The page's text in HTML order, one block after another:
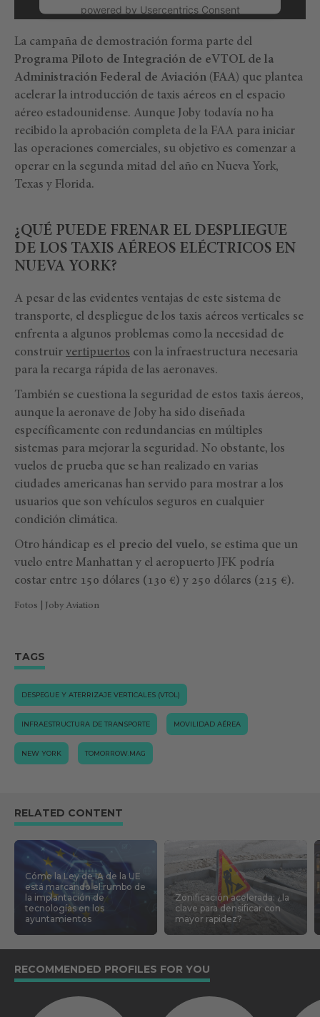
powered by Usercentrics Consent
La campaña de demostración forma parte del
Programa Piloto de Integración de eVTOL de la
Administración Federal de Aviación (FAA) que plantea
acelerar la introducción de taxis aéreos en el espacio
aéreo estadounidense. Aunque Joby todavía no ha
recibido la aprobación completa de la FAA para iniciar
las operaciones comerciales, su objetivo es comenzar a
operar en la segunda mitad del año en Nueva York,
Texas y Florida.
¿QUÉ PUEDE FRENAR EL DESPLIEGUE
DE LOS TAXIS AÉREOS ELÉCTRICOS EN
NUEVA YORK?
A pesar de las evidentes ventajas de este sistema de
transporte, el despliegue de los taxis aéreos verticales se
enfrenta a algunos problemas como la necesidad de
construir vertipuertos con la infraestructura necesaria
para la recarga rápida de las aeronaves.
También se cuestiona la seguridad de estos taxis áereos,
aunque la aeronave de Joby ha sido diseñada
específicamente con redundancias en múltiples
sistemas para mejorar la seguridad. No obstante, los
vuelos de prueba que se han realizado en varias
ciudades americanas han servido para mostrar a los
usuarios que son vehículos seguros en cualquier
condición climática.
Otro hándicap es el precio del vuelo, se estima que un
vuelo entre Manhattan y el aeropuerto JFK podría
costar entre 150 dólares (130 €) y 250 dólares (215 €).
Fotos | Joby Aviation
TAGS
DESPEGUE Y ATERRIZAJE VERTICALES (VTOL)
INFRAESTRUCTURA DE TRANSPORTE MOVILIDAD AÉREA
NEW YORK TOMORROW.MAG
RELATED CONTENT
Cómo la Ley de IA de la UE
está marcando el rumbo de
la implantación de
tecnologías en los
ayuntamientos
Zonificación acelerada: ¿la
clave para densificar con
mayor rapidez?
RECOMMENDED PROFILES FOR YOU